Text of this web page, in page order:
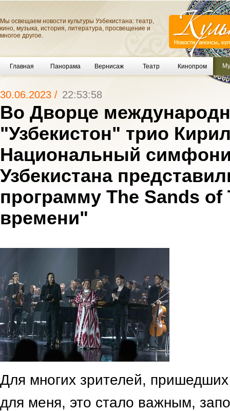
Мы освещаем новости культуры Узбекистана: театр,
кино, музыка, история, литература, просвещение и
многое другое.
Главная Панорама Вернисаж Театр Кинопром
30.06.2023 / 22:53:58
Во Дворце
"Узбекистон" трио
Национальный
Узбекистана
программу The Sands of
времени"
Для многих зрителей,
для меня, это стало важным,